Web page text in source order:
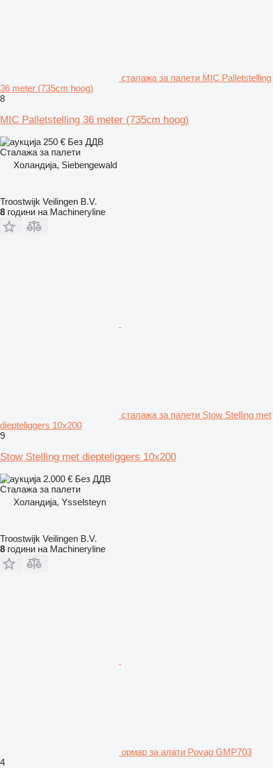
сталажа за палети MIC Palletstelling
36 meter (735cm hoog)
8
MIC Palletstelling 36 meter (735cm hoog)
250 € Без ДДВ
Сталажа за палети
Холандија, Siebengewald
Troostwijk Veilingen B.V.
8 години на Machineryline
сталажа за палети Stow Stelling met
diepteliggers 10x200
9
Stow Stelling met diepteliggers 10x200
2.000 € Без ДДВ
Сталажа за палети
Холандија, Ysselsteyn
Troostwijk Veilingen B.V.
8 години на Machineryline
ормар за алати Povag GMP703
4